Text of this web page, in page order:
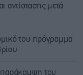
αντίστασης μετά
του πρόγραμμα
παράκαμψη του